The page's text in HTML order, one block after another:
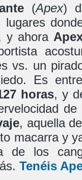
(Apex)
y ahora
vs. un
Es
horas, y
, aquella
macarra y
de los
Tenéis